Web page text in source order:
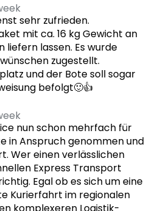
sehr zufrieden.
mit ca. 16 kg Gewicht an
liefern lassen. Es wurde
zugestellt.
und der Bote soll sogar
befolgt🙂👍
nun schon mehrfach für
in Anspruch genommen und
Wer einen verlässlichen
Express Transport
Egal ob es sich um eine
Kurierfahrt im regionalen